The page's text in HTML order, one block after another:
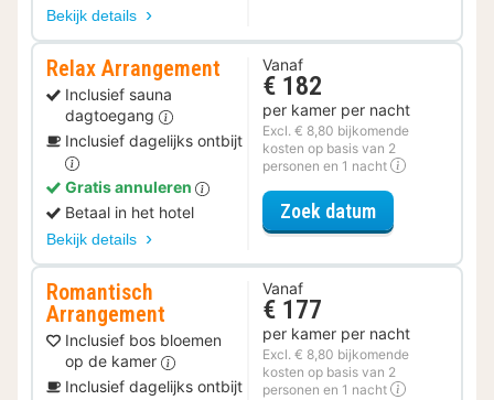
Bekijk details
Relax Arrangement
Inclusief sauna
dagtoegang
Inclusief dagelijks ontbijt
Gratis annuleren
Betaal in het hotel
Bekijk details
Vanaf
€ 182
per kamer per nacht
Excl. € 8,80 bijkomende
kosten op basis van 2
personen en 1 nacht
Zoek datumvoor Relax
Romantisch
Arrangement
Inclusief bos bloemen
op de kamer
Inclusief dagelijks ontbijt
Vanaf
€ 177
per kamer per nacht
Excl. € 8,80 bijkomende
kosten op basis van 2
personen en 1 nacht